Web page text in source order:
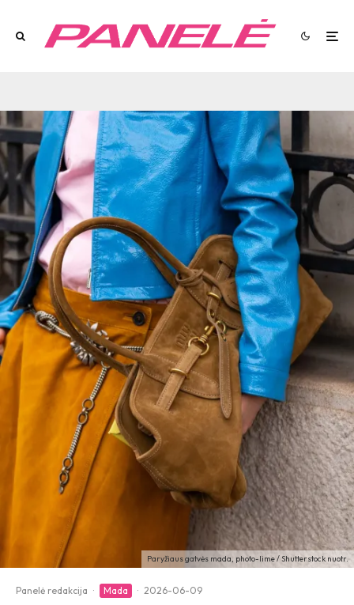
Paryžiaus gatvės mada, photo-lime / Shutterstock nuotr.
Panelė redakcija · Mada · 2026-06-09